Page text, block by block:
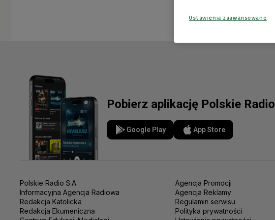
Pobierz aplikację Polskie Radio
Google Play App Store
Polskie Radio S.A.
Informacyjna Agencja Radiowa
Redakcja Katolicka
Redakcja Ekumeniczna
Agencja Promocji
Agencja Reklamy
Regulamin serwisu
Polityka prywatności
Ustawienia zaawansowane